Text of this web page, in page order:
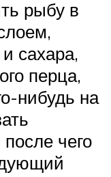
рыбу в
сахара,
перца,
нибудь на
чего